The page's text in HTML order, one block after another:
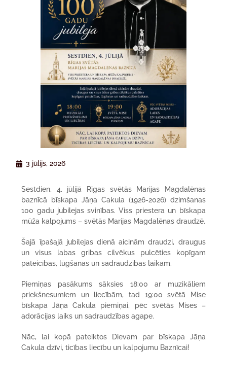
3 jūlijs, 2026
Sestdien, 4. jūlijā Rīgas svētās Marijas Magdalēnas
baznīcā bīskapa Jāņa Cakula (1926-2026) dzimšanas
100 gadu jubilejas svinības. Viss priestera un bīskapa
mūža kalpojums – svētās Marijas Magdalēnas draudzē.
Šajā īpašajā jubilejas dienā aicinām draudzi, draugus
un visus labas gribas cilvēkus pulcēties kopīgam
pateicības, lūgšanas un sadraudzības laikam.
Piemiņas pasākums sāksies 18:00 ar muzikāliem
priekšnesumiem un liecībām, tad 19:00 svētā Mise
bīskapa Jāņa Cakula piemiņai, pēc svētās Mises –
adorācijas laiks un sadraudzības agape.
Nāc, lai kopā pateiktos Dievam par bīskapa Jāņa
Cakula dzīvi, ticības liecību un kalpojumu Baznīcai!